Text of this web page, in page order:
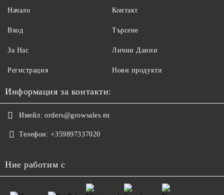
Начало
Вход
За Нас
Регистрация
Контакт
Търсене
Лични Данни
Нови продукти
Информация за контакти:
Имейл: orders@growsales.eu
Телефон: +359897337020
Ние работим с